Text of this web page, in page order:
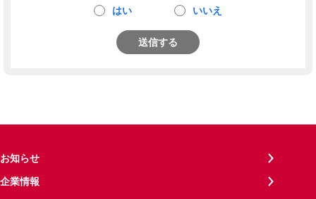
はい いいえ
送信する
お知らせ
企業情報